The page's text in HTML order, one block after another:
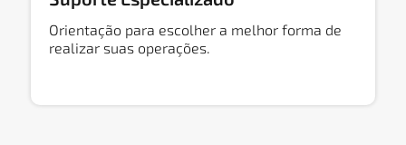
Orientação para escolher a melhor forma de
realizar suas operações.